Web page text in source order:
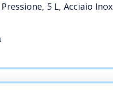
5 L, Acciaio Inox